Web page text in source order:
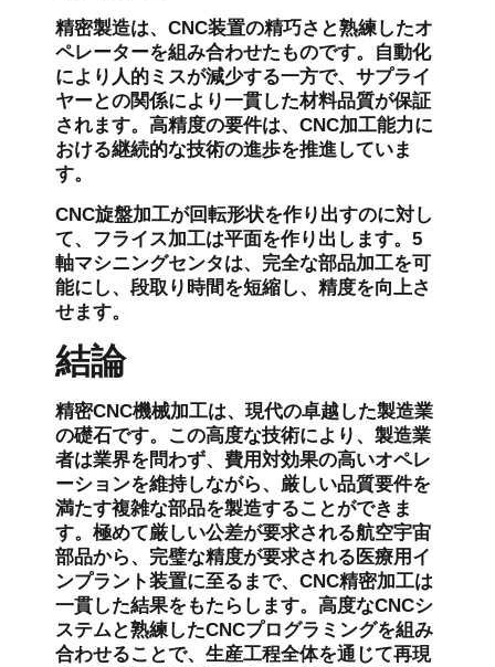
精密製造は、CNC装置の精巧さと熟練したオ
ペレーターを組み合わせたものです。自動化
により人的ミスが減少する一方で、サプライ
ヤーとの関係により一貫した材料品質が保証
されます。高精度の要件は、CNC加工能力に
おける継続的な技術の進歩を推進していま
す。
CNC旋盤加工が回転形状を作り出すのに対し
て、フライス加工は平面を作り出します。5
軸マシニングセンタは、完全な部品加工を可
能にし、段取り時間を短縮し、精度を向上さ
せます。
結論
精密CNC機械加工は、現代の卓越した製造業
の礎石です。この高度な技術により、製造業
者は業界を問わず、費用対効果の高いオペレ
ーションを維持しながら、厳しい品質要件を
満たす複雑な部品を製造することができま
す。極めて厳しい公差が要求される航空宇宙
部品から、完璧な精度が要求される医療用イ
ンプラント装置に至るまで、CNC精密加工は
一貫した結果をもたらします。高度なCNCシ
ステムと熟練したCNCプログラミングを組み
合わせることで、生産工程全体を通じて再現